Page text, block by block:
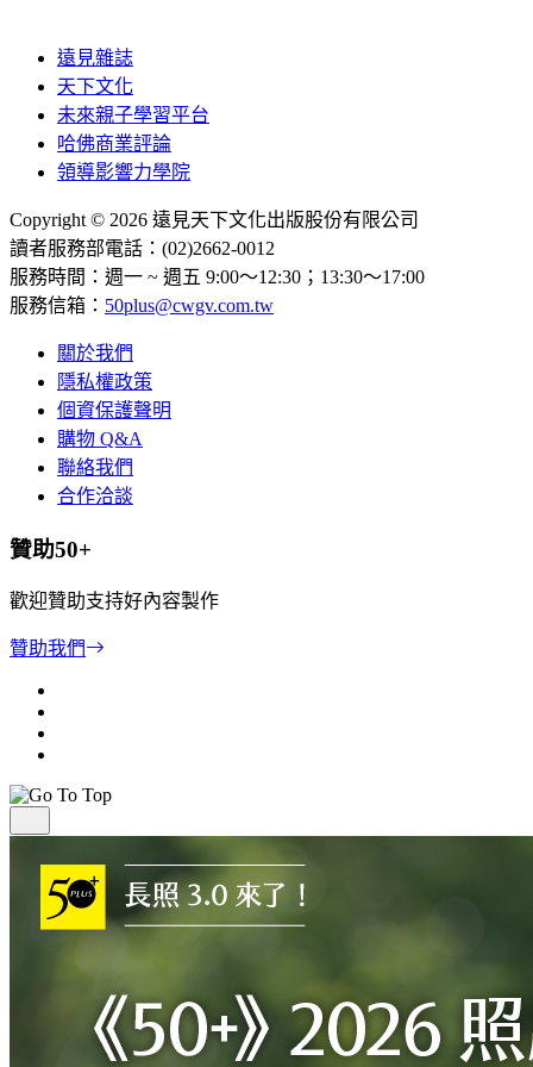
遠見雜誌
天下文化
未來親子學習平台
哈佛商業評論
領導影響力學院
Copyright © 2026 遠見天下文化出版股份有限公司
讀者服務部電話：(02)2662-0012
服務時間：週一 ~ 週五 9:00～12:30；13:30～17:00
服務信箱： 50plus@cwgv.com.tw
關於我們
隱私權政策
個資保護聲明
購物 Q&A
聯絡我們
合作洽談
贊助50+
歡迎贊助支持好內容製作
贊助我們